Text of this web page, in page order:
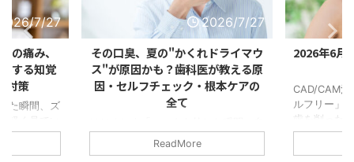
7/27
の痛み、
する知覚
対策
た瞬間、ズ
科オーラ
2026/7/27
その口臭、夏の"かくれドライマウ
ス"が原因かも？歯科医が教える原
因・セルフチェック・根本ケアの
全て
分の口臭にドキッとした」あなたへ
こんにちは。歯科オーラルクリニック
ReadMore
2026年6月
CAD/CAM治
ルフリー」
歯を削った
物といえば